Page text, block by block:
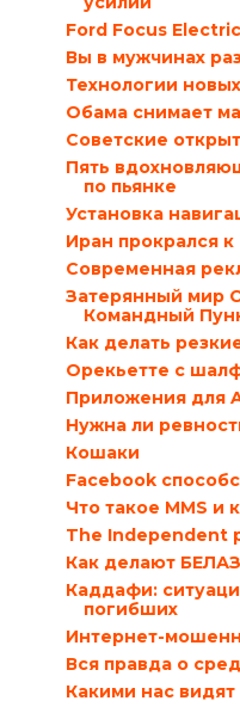
Ford Focus Electric
Вы в мужчинах
Технологии
Обама снимает
Советские
Пять
по пьянке
Установка
Иран прокрался
Современная
Затерянный мир
Командный
Как делать
Орекьетте с
Приложения для
Нужна ли
Кошаки
Facebook
Что такое MMS и
The Independent
Как делают
Каддафи:
погибших
Интернет-
Вся правда о
Какими нас